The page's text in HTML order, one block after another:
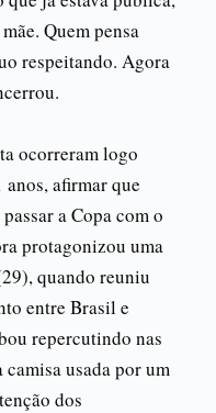
Quem pensa
respeitando. Agora
ocorreram logo
afirmar que
a Copa com o
protagonizou uma
quando reuniu
entre Brasil e
repercutindo nas
camisa usada por um
dos